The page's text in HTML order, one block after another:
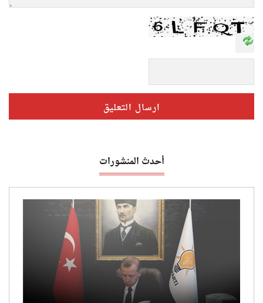
أحدث المنشورات